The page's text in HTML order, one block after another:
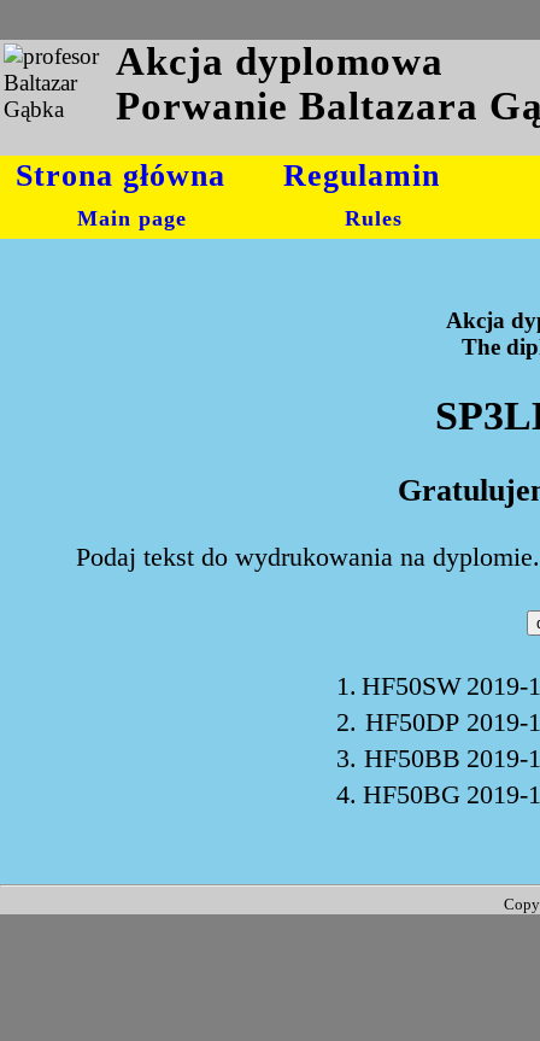
Akcja dyplomowa
Porwanie Baltazara
Strona główna
Main page
Regulamin
Rules
Akcja
The
Podaj tekst do wydrukowania na
1. HF50SW 2019-
2. HF50DP 2019-
3. HF50BB 2019-
4. HF50BG 2019-